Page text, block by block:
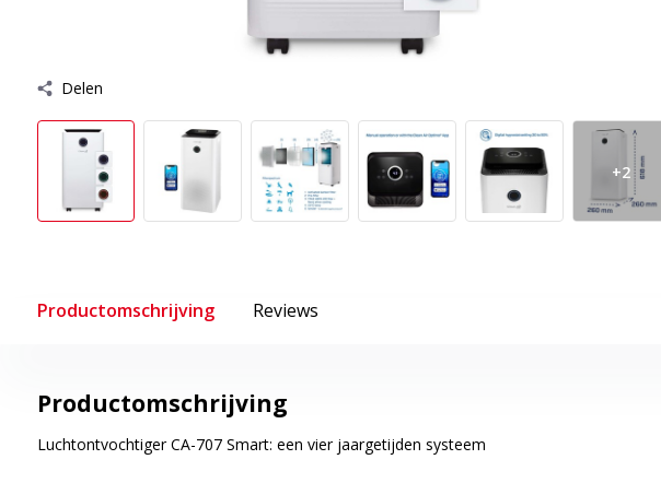
Delen
+2
Productomschrijving Reviews
Productomschrijving
Luchtontvochtiger CA-707 Smart: een vier jaargetijden systeem